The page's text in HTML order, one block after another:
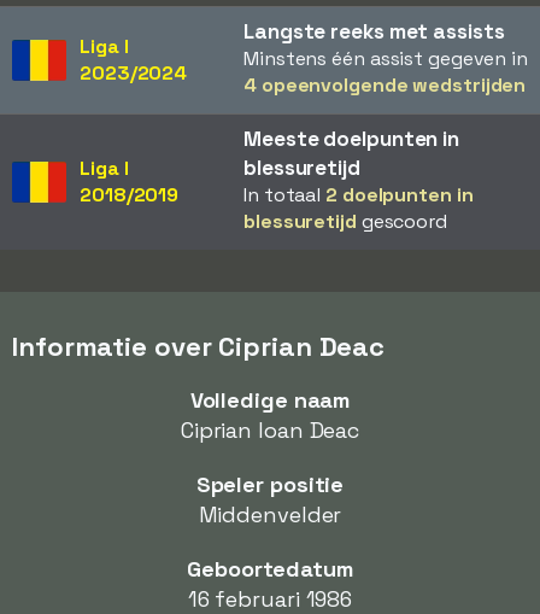
Liga I
2023/2024
Langste reeks met assists
Minstens één assist gegeven in
4 opeenvolgende wedstrijden
Liga I
2018/2019
Meeste doelpunten in
blessuretijd
In totaal 2 doelpunten in
blessuretijd gescoord
Informatie over Ciprian Deac
Volledige naam
Ciprian Ioan Deac
Speler positie
Middenvelder
Geboortedatum
16 februari 1986